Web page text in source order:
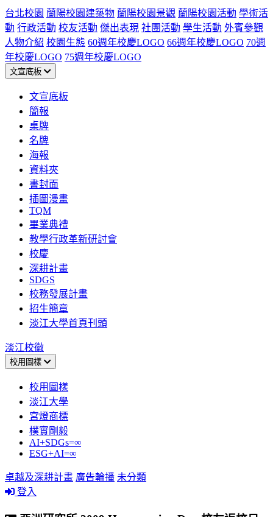
台北校園 蘭陽校園建築物 蘭陽校園景觀 蘭陽校園活動 學術活
動 行政活動 校友活動 傑出表現 社團活動 學生活動 外賓參觀
人物介紹 校園生態 60週年校慶LOGO 66週年校慶LOGO 70週
年校慶LOGO 75週年校慶LOGO
文宣底板
文宣底板
簡報
桌牌
名牌
海報
資料夾
書封面
插圖漫畫
TQM
畢業典禮
教學行政革新研討會
校慶
深耕計畫
SDGS
校務發展計畫
招生簡章
淡江大學首頁刊頭
淡江校徽
校用圖樣
校用圖樣
淡江大學
宮燈商標
樸實剛毅
AI+SDGs=∞
ESG+AI=∞
卓越及深耕計畫 廣告輪播 未分類
登入